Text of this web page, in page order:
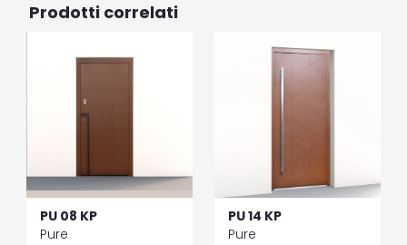
Prodotti correlati
PU 08 KP
Pure
PU 14 KP
Pure